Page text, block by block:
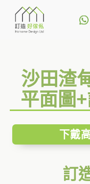
沙田渣
平面圖
下戴
訂